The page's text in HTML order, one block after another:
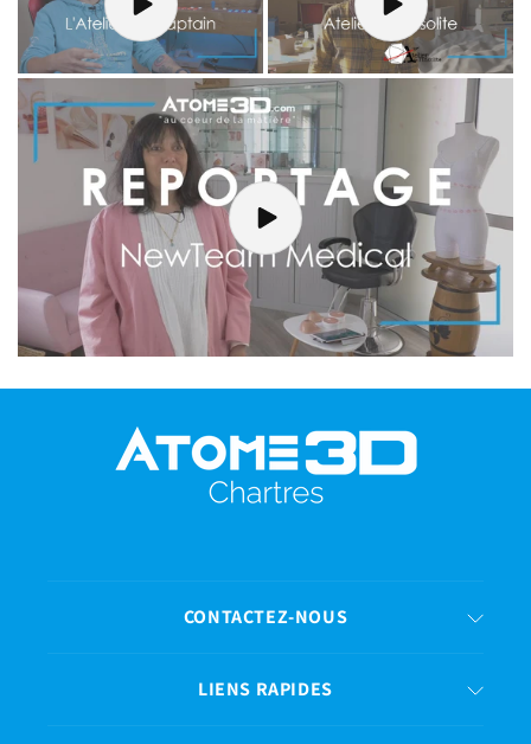
CONTACTEZ-NOUS
LIENS RAPIDES